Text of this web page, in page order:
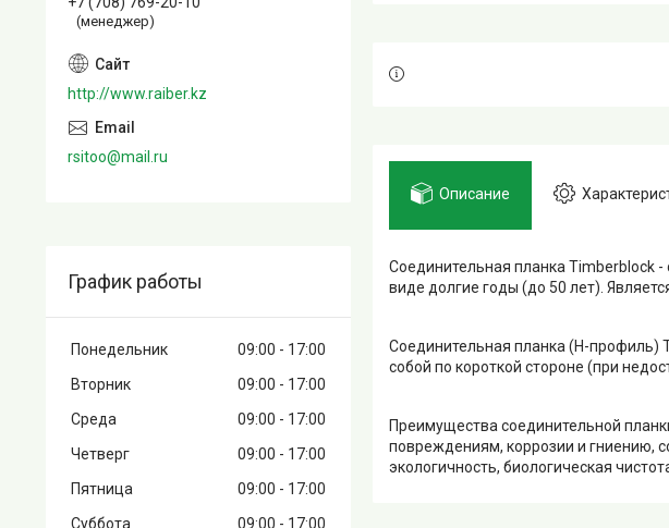
Описание
Соединительная планка Timberblock
виде долгие годы (до 50 лет).
Соединительная планка (H-профиль)
собой по короткой стороне (при
Преимущества соединительной
повреждениям, коррозии и гниению,
экологичность, биологическая
(менеджер)
http://www.raiber.kz
rsitoo@mail.ru
График работы
Понедельник 09:00
17:00
Вторник
09:00
17:00
Среда
09:00
17:00
Четверг
09:00
17:00
Пятница
09:00
17:00
Суббота
09:00 17:00